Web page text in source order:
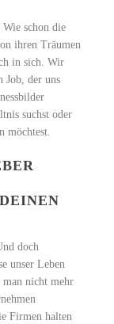
schon die
ihren Träumen
in sich. Wir
Job, der uns
suchst oder
möchtest.
doch
unser Leben
man nicht mehr
Firmen halten